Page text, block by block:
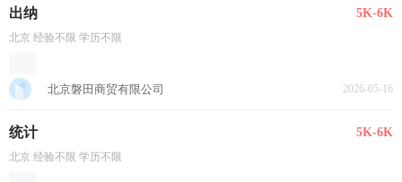
出纳 5K-6K
北京 经验不限 学历不限
北京磐田商贸有限公司 2026-05-16
统计 5K-6K
北京 经验不限 学历不限